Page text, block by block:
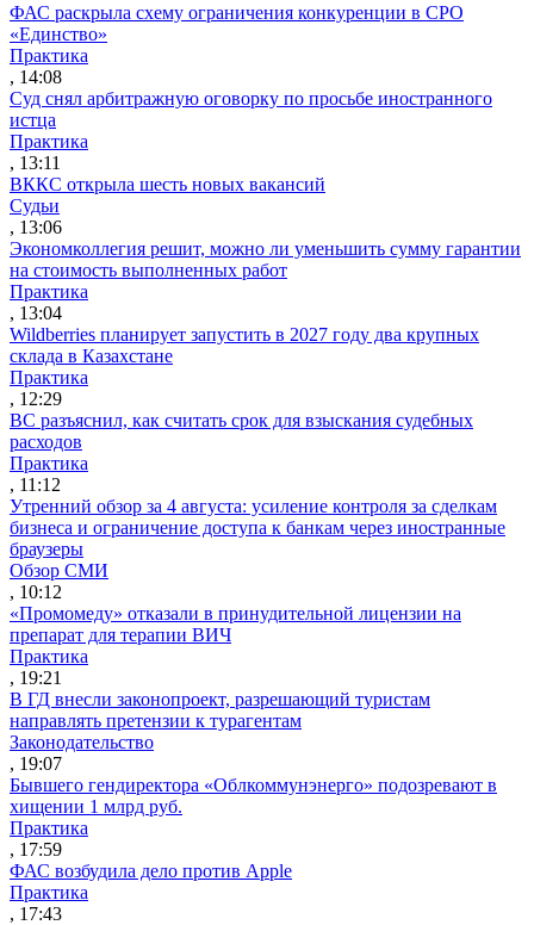
ФАС раскрыла схему ограничения конкуренции в СРО
«Единство»
Практика
, 14:08
Суд снял арбитражную оговорку по просьбе иностранного
истца
Практика
, 13:11
ВККС открыла шесть новых вакансий
Судьи
, 13:06
Экономколлегия решит, можно ли уменьшить сумму гарантии
на стоимость выполненных работ
Практика
, 13:04
Wildberries планирует запустить в 2027 году два крупных
склада в Казахстане
Практика
, 12:29
ВС разъяснил, как считать срок для взыскания судебных
расходов
Практика
, 11:12
Утренний обзор за 4 августа: усиление контроля за сделкам
бизнеса и ограничение доступа к банкам через иностранные
браузеры
Обзор СМИ
, 10:12
«Промомеду» отказали в принудительной лицензии на
препарат для терапии ВИЧ
Практика
, 19:21
В ГД внесли законопроект, разрешающий туристам
направлять претензии к турагентам
Законодательство
, 19:07
Бывшего гендиректора «Облкоммунэнерго» подозревают в
хищении 1 млрд руб.
Практика
, 17:59
ФАС возбудила дело против Apple
Практика
, 17:43